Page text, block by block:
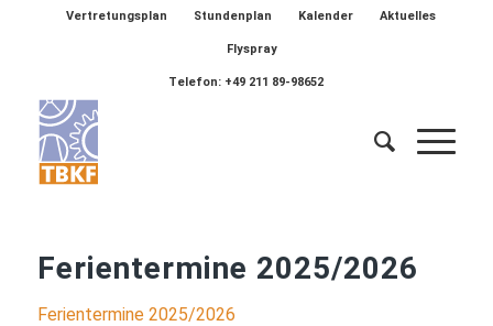
Vertretungsplan Stundenplan Kalender Aktuelles
Flyspray
Telefon: +49 211 89-98652
Ferientermine 2025/2026
Ferientermine 2025/2026